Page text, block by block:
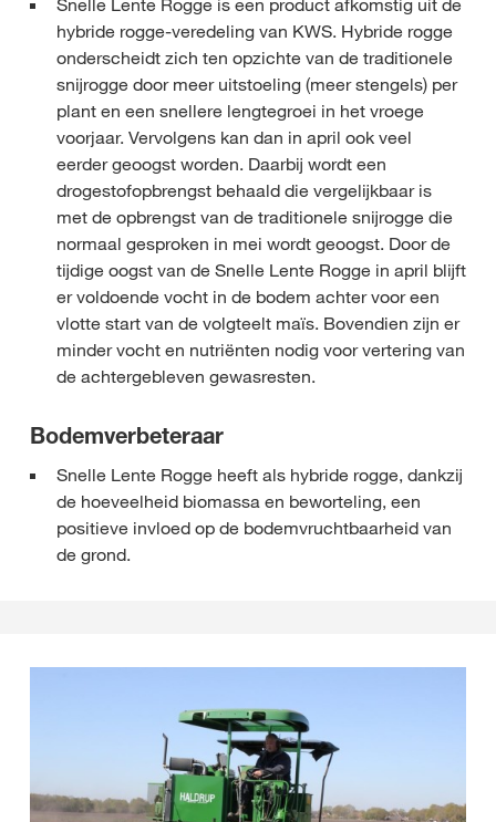
Snelle Lente Rogge is een product afkomstig uit de
hybride rogge-veredeling van KWS. Hybride rogge
onderscheidt zich ten opzichte van de traditionele
snijrogge door meer uitstoeling (meer stengels) per
plant en een snellere lengtegroei in het vroege
voorjaar. Vervolgens kan dan in april ook veel
eerder geoogst worden. Daarbij wordt een
drogestofopbrengst behaald die vergelijkbaar is
met de opbrengst van de traditionele snijrogge die
normaal gesproken in mei wordt geoogst. Door de
tijdige oogst van de Snelle Lente Rogge in april blijft
er voldoende vocht in de bodem achter voor een
vlotte start van de volgteelt maïs. Bovendien zijn er
minder vocht en nutriënten nodig voor vertering van
de achtergebleven gewasresten.
Bodemverbeteraar
Snelle Lente Rogge heeft als hybride rogge, dankzij
de hoeveelheid biomassa en beworteling, een
positieve invloed op de bodemvruchtbaarheid van
de grond.